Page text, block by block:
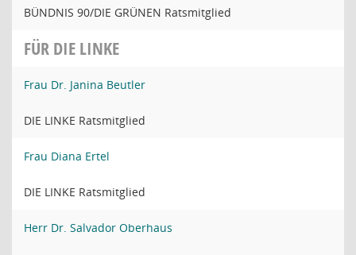
BÜNDNIS 90/DIE GRÜNEN Ratsmitglied
FÜR DIE LINKE
Frau Dr. Janina Beutler
DIE LINKE Ratsmitglied
Frau Diana Ertel
DIE LINKE Ratsmitglied
Herr Dr. Salvador Oberhaus